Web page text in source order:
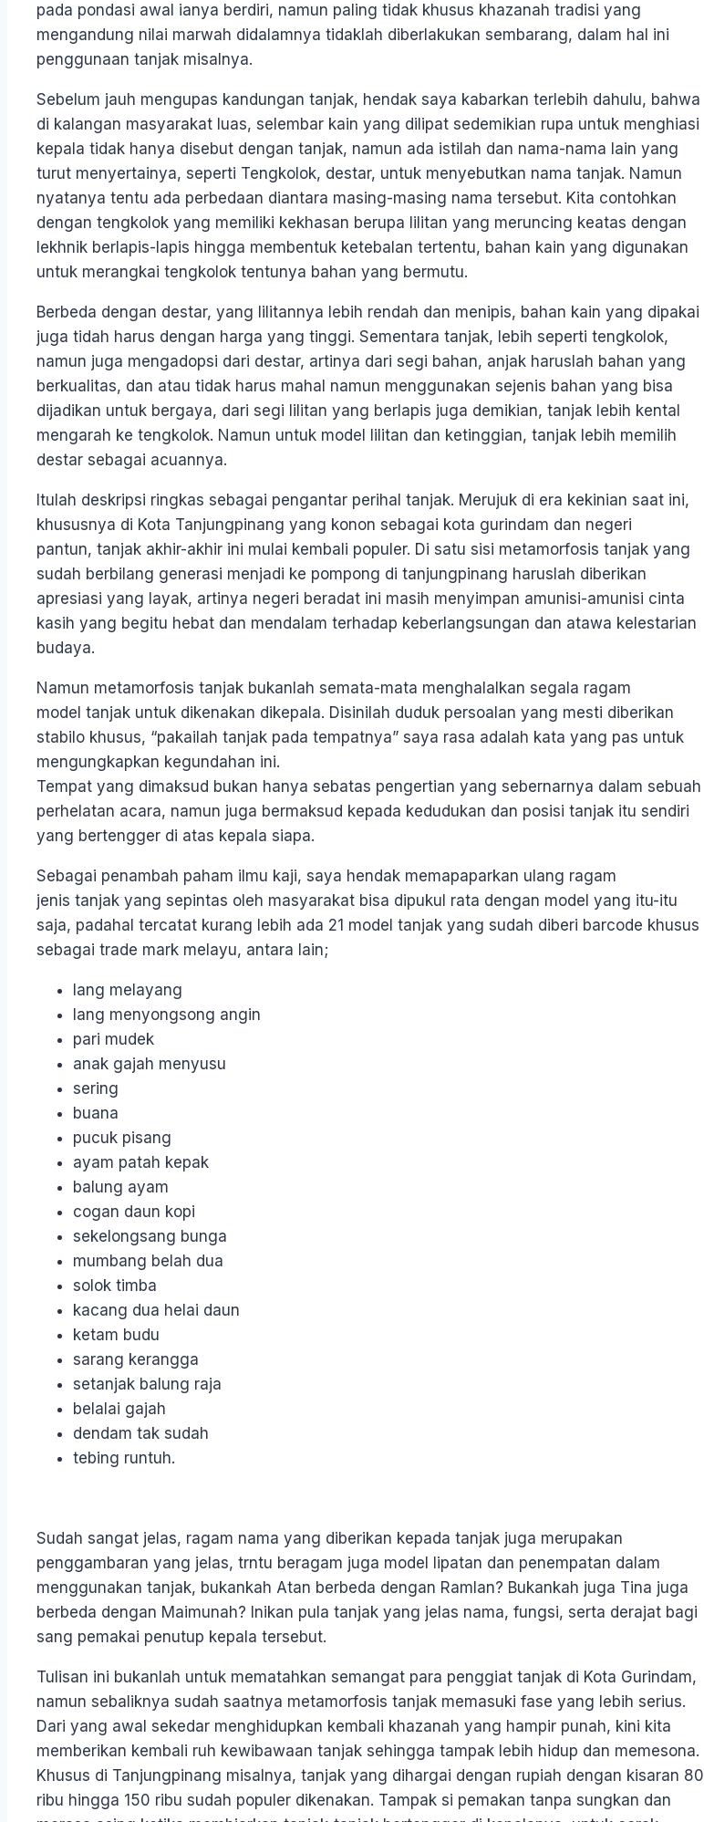
pada pondasi awal ianya berdiri, namun paling tidak khusus khazanah tradisi yang
mengandung nilai marwah didalamnya tidaklah diberlakukan sembarang, dalam hal ini
penggunaan tanjak misalnya.
Sebelum jauh mengupas kandungan tanjak, hendak saya kabarkan terlebih dahulu, bahwa
di kalangan masyarakat luas, selembar kain yang dilipat sedemikian rupa untuk menghiasi
kepala tidak hanya disebut dengan tanjak, namun ada istilah dan nama-nama lain yang
turut menyertainya, seperti Tengkolok, destar, untuk menyebutkan nama tanjak. Namun
nyatanya tentu ada perbedaan diantara masing-masing nama tersebut. Kita contohkan
dengan tengkolok yang memiliki kekhasan berupa lilitan yang meruncing keatas dengan
lekhnik berlapis-lapis hingga membentuk ketebalan tertentu, bahan kain yang digunakan
untuk merangkai tengkolok tentunya bahan yang bermutu.
Berbeda dengan destar, yang lilitannya lebih rendah dan menipis, bahan kain yang dipakai
juga tidah harus dengan harga yang tinggi. Sementara tanjak, lebih seperti tengkolok,
namun juga mengadopsi dari destar, artinya dari segi bahan, anjak haruslah bahan yang
berkualitas, dan atau tidak harus mahal namun menggunakan sejenis bahan yang bisa
dijadikan untuk bergaya, dari segi lilitan yang berlapis juga demikian, tanjak lebih kental
mengarah ke tengkolok. Namun untuk model lilitan dan ketinggian, tanjak lebih memilih
destar sebagai acuannya.
Itulah deskripsi ringkas sebagai pengantar perihal tanjak. Merujuk di era kekinian saat ini,
khususnya di Kota Tanjungpinang yang konon sebagai kota gurindam dan negeri
pantun, tanjak akhir-akhir ini mulai kembali populer. Di satu sisi metamorfosis tanjak yang
sudah berbilang generasi menjadi ke pompong di tanjungpinang haruslah diberikan
apresiasi yang layak, artinya negeri beradat ini masih menyimpan amunisi-amunisi cinta
kasih yang begitu hebat dan mendalam terhadap keberlangsungan dan atawa kelestarian
budaya.
Namun metamorfosis tanjak bukanlah semata-mata menghalalkan segala ragam
model tanjak untuk dikenakan dikepala. Disinilah duduk persoalan yang mesti diberikan
stabilo khusus, “pakailah tanjak pada tempatnya” saya rasa adalah kata yang pas untuk
mengungkapkan kegundahan ini.
Tempat yang dimaksud bukan hanya sebatas pengertian yang sebernarnya dalam sebuah
perhelatan acara, namun juga bermaksud kepada kedudukan dan posisi tanjak itu sendiri
yang bertengger di atas kepala siapa.
Sebagai penambah paham ilmu kaji, saya hendak memapaparkan ulang ragam
jenis tanjak yang sepintas oleh masyarakat bisa dipukul rata dengan model yang itu-itu
saja, padahal tercatat kurang lebih ada 21 model tanjak yang sudah diberi barcode khusus
sebagai trade mark melayu, antara lain;
lang melayang
lang menyongsong angin
pari mudek
anak gajah menyusu
sering
buana
pucuk pisang
ayam patah kepak
balung ayam
cogan daun kopi
sekelongsang bunga
mumbang belah dua
solok timba
kacang dua helai daun
ketam budu
sarang kerangga
setanjak balung raja
belalai gajah
dendam tak sudah
tebing runtuh.
Sudah sangat jelas, ragam nama yang diberikan kepada tanjak juga merupakan
penggambaran yang jelas, trntu beragam juga model lipatan dan penempatan dalam
menggunakan tanjak, bukankah Atan berbeda dengan Ramlan? Bukankah juga Tina juga
berbeda dengan Maimunah? Inikan pula tanjak yang jelas nama, fungsi, serta derajat bagi
sang pemakai penutup kepala tersebut.
Tulisan ini bukanlah untuk mematahkan semangat para penggiat tanjak di Kota Gurindam,
namun sebaliknya sudah saatnya metamorfosis tanjak memasuki fase yang lebih serius.
Dari yang awal sekedar menghidupkan kembali khazanah yang hampir punah, kini kita
memberikan kembali ruh kewibawaan tanjak sehingga tampak lebih hidup dan memesona.
Khusus di Tanjungpinang misalnya, tanjak yang dihargai dengan rupiah dengan kisaran 80
ribu hingga 150 ribu sudah populer dikenakan. Tampak si pemakan tanpa sungkan dan